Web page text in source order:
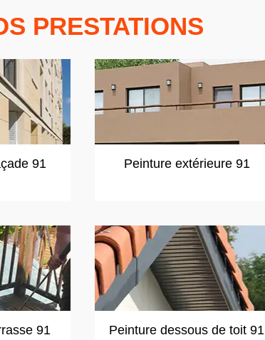
PRESTATIONS
91 Peinture extérieure 91
91 Peinture dessous de toit 91